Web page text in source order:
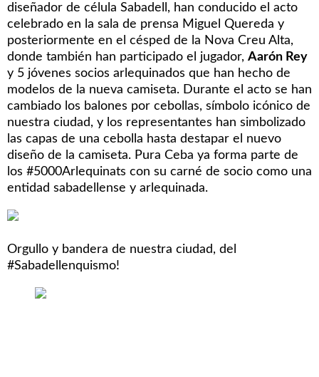
diseñador de célula Sabadell, han conducido el acto
celebrado en la sala de prensa Miguel Quereda y
posteriormente en el césped de la Nova Creu Alta,
donde también han participado el jugador, Aarón Rey
y 5 jóvenes socios arlequinados que han hecho de
modelos de la nueva camiseta. Durante el acto se han
cambiado los balones por cebollas, símbolo icónico de
nuestra ciudad, y los representantes han simbolizado
las capas de una cebolla hasta destapar el nuevo
diseño de la camiseta. Pura Ceba ya forma parte de
los #5000Arlequinats con su carné de socio como una
entidad sabadellense y arlequinada.
Orgullo y bandera de nuestra ciudad, del
#Sabadellenquismo!